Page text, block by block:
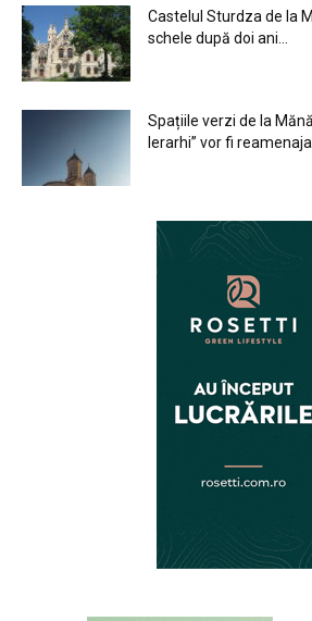
Castelul Sturdza de la
schele după doi ani...
Spațiile verzi de la
Ierarhi” vor fi